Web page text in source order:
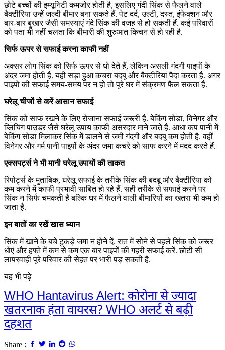
छोटे बच्चों की इम्यूनिटी कमजोर होती है, इसलिए गंदी सिंक से फैलने वाले
बैक्टीरिया उन्हें जल्दी बीमार बना सकते हैं. पेट दर्द, उल्टी, दस्त, इंफेक्शन और
बार-बार बुखार जैसी समस्याएं गंदे सिंक की वजह से हो सकती हैं. कई परिवारों
को पता भी नहीं चलता कि बीमारी की शुरुआत किचन से हो रही है.
सिर्फ ऊपर से सफाई करना काफी नहीं
अक्सर लोग सिंक को सिर्फ ऊपर से धो देते हैं, लेकिन असली गंदगी पाइपों के
अंदर जमा होती है. यही सड़ा हुआ कचरा बदबू और बैक्टीरिया पैदा करता है. अगर
पाइपों की सफाई समय-समय पर न हो तो पूरे घर में संक्रमण फैल सकता है.
घरेलू चीजों से करें आसान सफाई
सिंक को साफ रखने के लिए रोजाना सफाई जरूरी है. बेकिंग सोडा, विनेगर और
ब्लिचिंग पाउडर जैसे घरेलू उपाय काफी असरदार माने जाते हैं. आधा कप पानी में
बेकिंग सोडा मिलाकर सिंक में डालने से जमी गंदगी और बदबू कम होती है. वहीं
विनेगर और गर्म पानी पाइपों के अंदर जमा कचरे को साफ करने में मदद करते हैं.
एक्सपर्ट्स ने भी मानी घरेलू उपायों की ताकत
रिपोर्ट्स के मुताबिक, घरेलू सफाई के तरीके सिंक की बदबू और बैक्टीरिया को
कम करने में काफी प्रभावी साबित हो रहे हैं. सही तरीके से सफाई करने पर
सिंक न सिर्फ चमकती है बल्कि घर में फैलने वाली बीमारियों का खतरा भी कम हो
जाता है.
इन बातों का रखें खास ध्यान
सिंक में खाने के बचे टुकड़े जमा न होने दें. रात में सोने से पहले सिंक को जरूर
धोएं और हफ्ते में कम से कम एक बार पाइपों की गहरी सफाई करें. छोटी सी
लापरवाही पूरे परिवार की सेहत पर भारी पड़ सकती है.
यह भी पढ़े
WHO Hantavirus Alert: कोरोना से ज्यादा
खतरनाक हंता वायरस? WHO अलर्ट से बढ़ी
दहशत
Share :